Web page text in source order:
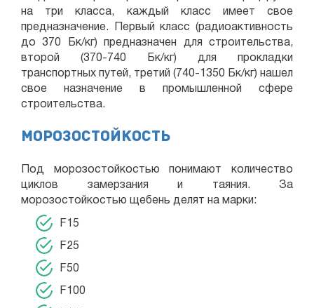
на три класса, каждый класс имеет свое
предназначение. Первый класс (радиоактивность
до 370 Бк/кг) предназначен для строительства,
второй (370-740 Бк/кг) для прокладки
транспортных путей, третий (740-1350 Бк/кг) нашел
свое назначение в промышленной сфере
строительства.
Морозостойкость
Под морозостойкостью понимают количество
циклов замерзания и таяния. За
морозостойкостью щебень делят на марки:
F15
F25
F50
F100